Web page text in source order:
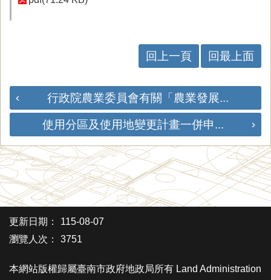
回上一頁 回最上面
行政院農業委員會有關「農業發展...
使用分區及使用地變更計畫一併申...
更新日期：
115-08-07
瀏覽人次：
3751
本網站版權歸屬臺南市政府地政局所有 Land Administration